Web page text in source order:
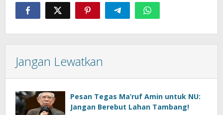
Jangan Lewatkan
Pesan Tegas Ma’ruf Amin untuk NU:
Jangan Berebut Lahan Tambang!